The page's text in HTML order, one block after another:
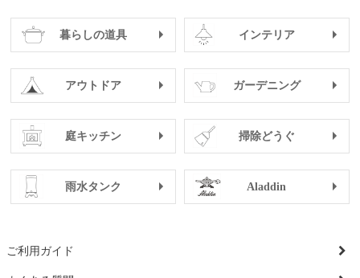
暮らしの道具 インテリア
アウトドア ガーデニング
庭キッチン 掃除どうぐ
雨水タンク Aladdin
ご利用ガイド